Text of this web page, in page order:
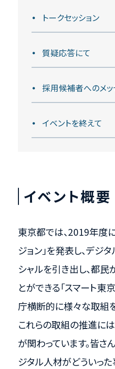
トークセッション
⁩質疑応答にて
採用候補者へのメ
イベントを終えて
イベント概要
東京都では、2019年度
ジョン」を発表し、デジ
シャルを引き出し、都
とができる「スマート東
庁横断的に様々な取組
これらの取組の推進に
が関わっています。皆
ジタル人材がどういっ